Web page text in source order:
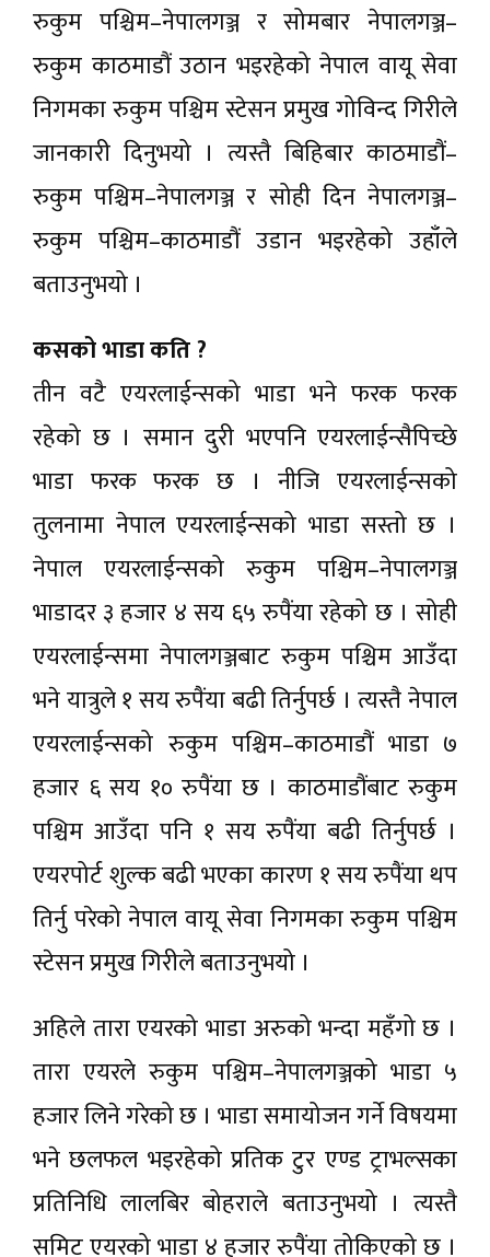
रुकुम पश्चिम–नेपालगञ्ज र सोमबार नेपालगञ्ज–
रुकुम काठमाडौं उठान भइरहेको नेपाल वायू सेवा
निगमका रुकुम पश्चिम स्टेसन प्रमुख गोविन्द गिरीले
जानकारी दिनुभयो । त्यस्तै बिहिबार काठमाडौं–
रुकुम पश्चिम–नेपालगञ्ज र सोही दिन नेपालगञ्ज–
रुकुम पश्चिम–काठमाडौं उडान भइरहेको उहाँले
बताउनुभयो ।
कसको भाडा कति ?
तीन वटै एयरलाईन्सको भाडा भने फरक फरक
रहेको छ । समान दुरी भएपनि एयरलाईन्सैपिच्छे
भाडा फरक फरक छ । नीजि एयरलाईन्सको
तुलनामा नेपाल एयरलाईन्सको भाडा सस्तो छ ।
नेपाल एयरलाईन्सको रुकुम पश्चिम–नेपालगञ्ज
भाडादर ३ हजार ४ सय ६५ रुपैंया रहेको छ । सोही
एयरलाईन्समा नेपालगञ्जबाट रुकुम पश्चिम आउँदा
भने यात्रुले १ सय रुपैंया बढी तिर्नुपर्छ । त्यस्तै नेपाल
एयरलाईन्सको रुकुम पश्चिम–काठमाडौं भाडा ७
हजार ६ सय १० रुपैंया छ । काठमाडौंबाट रुकुम
पश्चिम आउँदा पनि १ सय रुपैंया बढी तिर्नुपर्छ ।
एयरपोर्ट शुल्क बढी भएका कारण १ सय रुपैंया थप
तिर्नु परेको नेपाल वायू सेवा निगमका रुकुम पश्चिम
स्टेसन प्रमुख गिरीले बताउनुभयो ।
अहिले तारा एयरको भाडा अरुको भन्दा महँगो छ ।
तारा एयरले रुकुम पश्चिम–नेपालगञ्जको भाडा ५
हजार लिने गरेको छ । भाडा समायोजन गर्ने विषयमा
भने छलफल भइरहेको प्रतिक टुर एण्ड ट्राभल्सका
प्रतिनिधि लालबिर बोहराले बताउनुभयो । त्यस्तै
समिट एयरको भाडा ४ हजार रुपैंया तोकिएको छ ।